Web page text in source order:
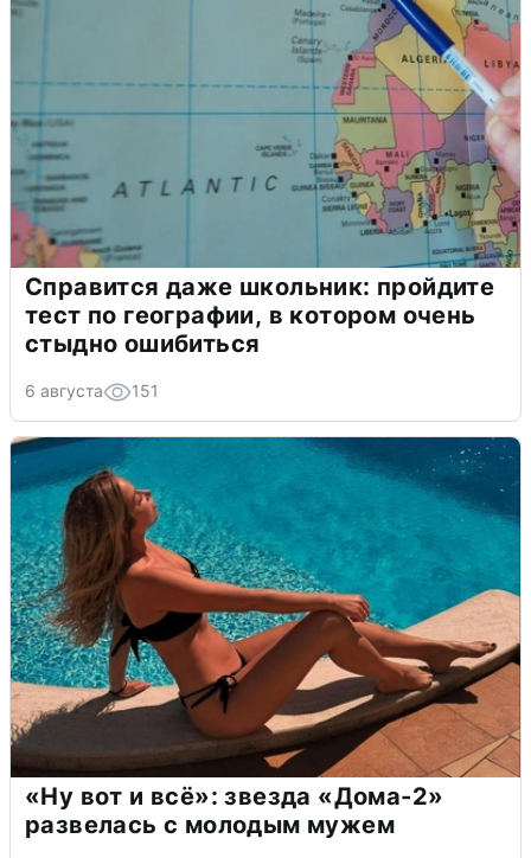
Справится даже школьник: пройдите
тест по географии, в котором очень
стыдно ошибиться
6 августа 151
«Ну вот и всё»: звезда «Дома-2»
развелась с молодым мужем